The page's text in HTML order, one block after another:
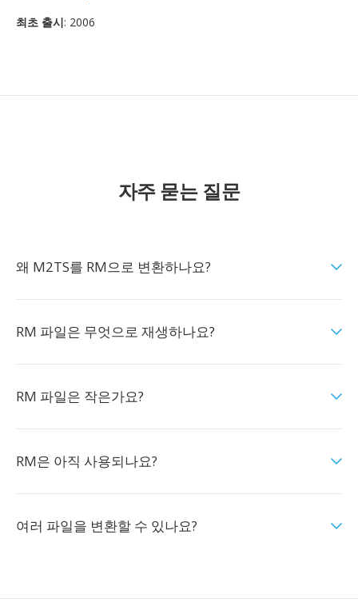
최초 출시: 2006
자주 묻는 질문
왜 M2TS를 RM으로 변환하나요?
RM 파일은 무엇으로 재생하나요?
RM 파일은 작은가요?
RM은 아직 사용되나요?
여러 파일을 변환할 수 있나요?